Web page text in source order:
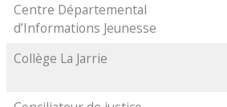
Centre Départemental
d’Informations Jeunesse
Collège La Jarrie